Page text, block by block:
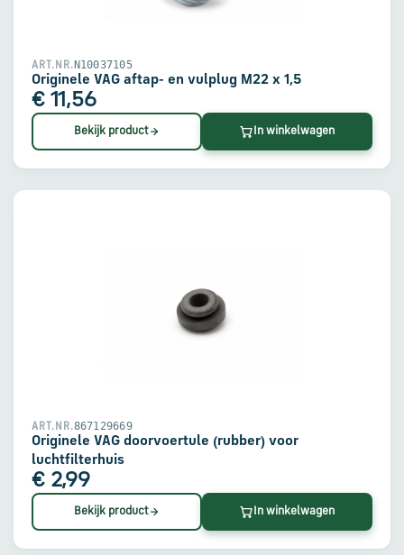
Retourinformatie
Klantenservice
ART.NR.N10037105
Originele VAG aftap- en vulplug M22 x 1,5
€ 11,56
Bekijk product In winkelwagen
ART.NR.867129669
Originele VAG doorvoertule (rubber) voor
luchtfilterhuis
€ 2,99
Bekijk product In winkelwagen